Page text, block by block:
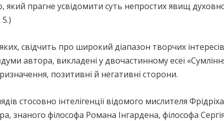
який прагне усвідомити суть непростих явищ
свідчить про широкий діапазон творчих
автора, викладені у двочастинному есеї
призначення, позитивні й негативні сторони.
стосовно інтелігенції відомого мислителя
знаного філософа Романа Інгардена, філософа